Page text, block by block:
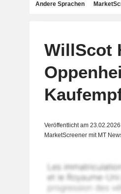
Andere Sprachen
WillScot
Veröffentlicht am
MarketScreener mit MT